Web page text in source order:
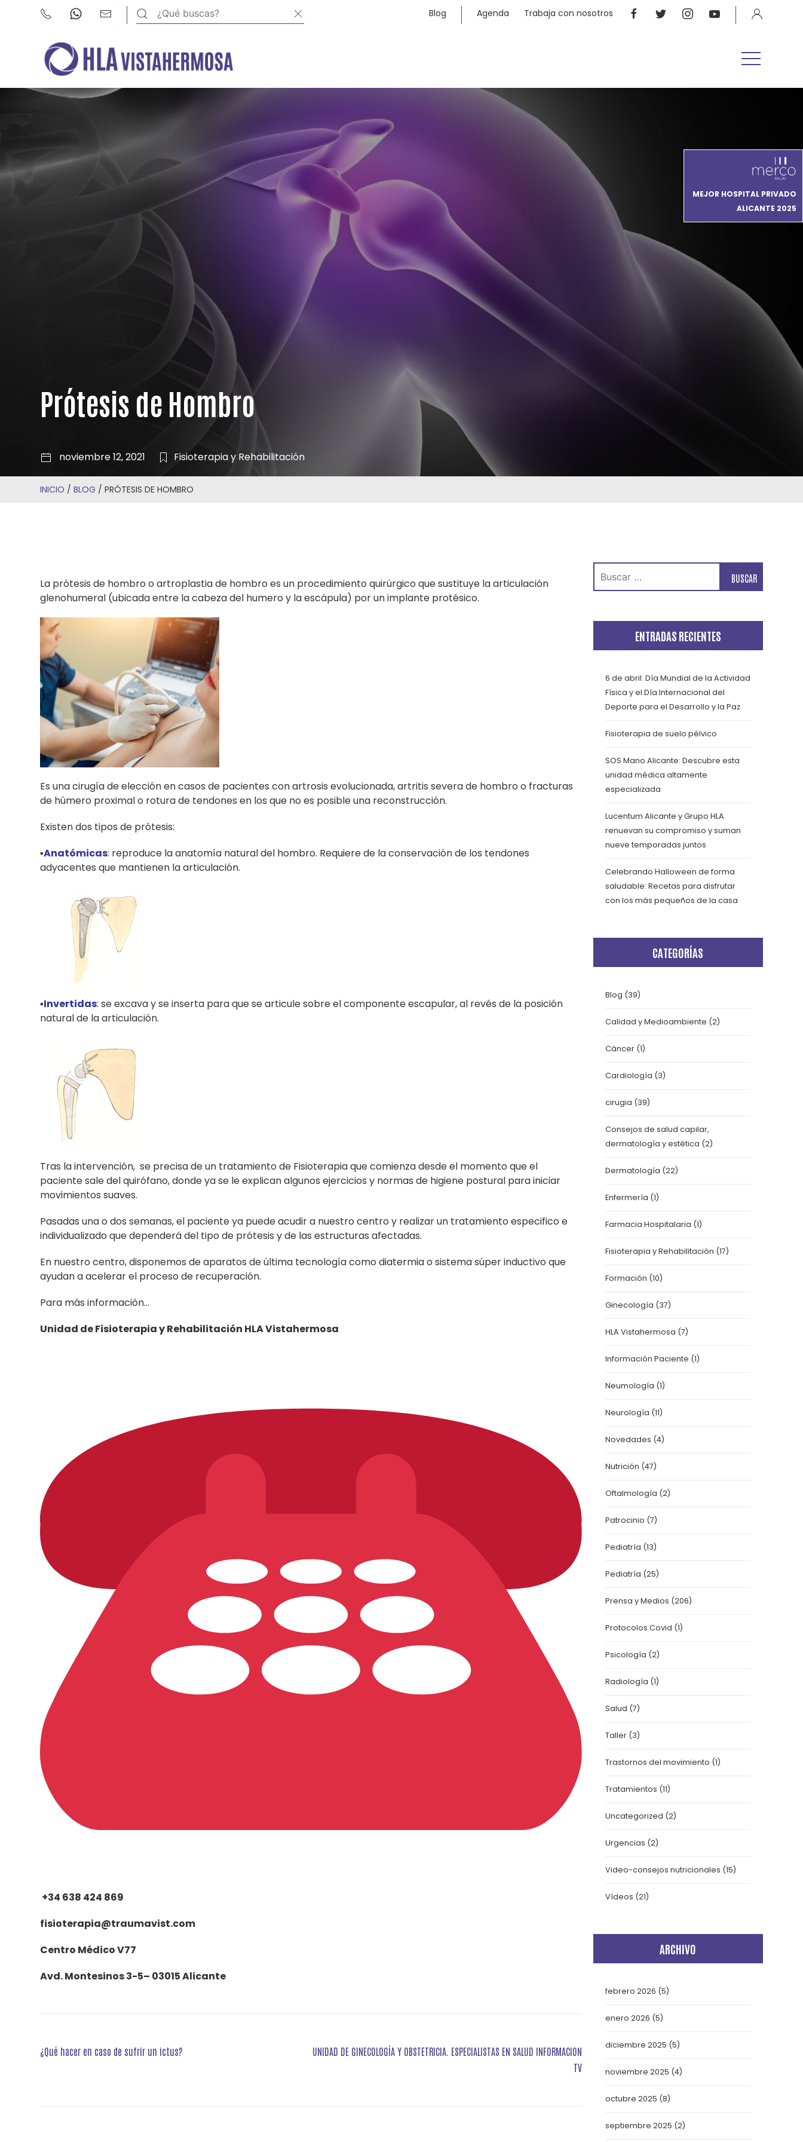
Blog Agenda Trabaja con nosotros
MEJOR HOSPITAL PRIVADO
ALICANTE 2025
Prótesis de Hombro
noviembre 12, 2021 Fisioterapia y Rehabilitación
INICIO /BLOG /PRÓTESIS DE HOMBRO
La prótesis de hombro o artroplastia de hombro es un procedimiento quirúrgico que sustituye la articulación
glenohumeral (ubicada entre la cabeza del humero y la escápula) por un implante protésico.
Es una cirugía de elección en casos de pacientes con artrosis evolucionada, artritis severa de hombro o fracturas
de húmero proximal o rotura de tendones en los que no es posible una reconstrucción.
Existen dos tipos de prótesis:
▪️Anatómicas: reproduce la anatomía natural del hombro. Requiere de la conservación de los tendones
adyacentes que mantienen la articulación.
▪️Invertidas: se excava y se inserta para que se articule sobre el componente escapular, al revés de la posición
natural de la articulación.
Tras la intervención, se precisa de un tratamiento de Fisioterapia que comienza desde el momento que el
paciente sale del quirófano, donde ya se le explican algunos ejercicios y normas de higiene postural para iniciar
movimientos suaves.
Pasadas una o dos semanas, el paciente ya puede acudir a nuestro centro y realizar un tratamiento especifico e
individualizado que dependerá del tipo de prótesis y de las estructuras afectadas.
En nuestro centro, disponemos de aparatos de última tecnología como diatermia o sistema súper inductivo que
ayudan a acelerar el proceso de recuperación.
Para más información…
Unidad de Fisioterapia y Rehabilitación HLA Vistahermosa
+34 638 424 869
fisioterapia@traumavist.com
Centro Médico V77
Avd. Montesinos 3-5– 03015 Alicante
Navegación
¿Qué hacer en caso de sufrir un ictus?
UNIDAD DE GINECOLOGÍA Y OBSTETRICIA. ESPECIALISTAS EN SALUD INFORMACION
TV
ENTRADAS RECIENTES
6 de abril: Día Mundial de la Actividad
Física y el Día Internacional del
Deporte para el Desarrollo y la Paz
Fisioterapia de suelo pélvico
SOS Mano Alicante: Descubre esta
unidad médica altamente
especializada
Lucentum Alicante y Grupo HLA
renuevan su compromiso y suman
nueve temporadas juntos
Celebrando Halloween de forma
saludable: Recetas para disfrutar
con los más pequeños de la casa
CATEGORÍAS
Blog (39)
Calidad y Medioambiente (2)
Cáncer(1)
Cardiología (3)
cirugia (39)
Consejos de salud capilar,
dermatología y estética (2)
Dermatología (22)
Enfermería (1)
Farmacia Hospitalaria (1)
Fisioterapia y Rehabilitación (17)
Formación (10)
Ginecología (37)
HLA Vistahermosa (7)
Información Paciente (1)
Neumología (1)
Neurología (11)
Novedades (4)
Nutrición (47)
Oftalmología (2)
Patrocinio (7)
Pediatría (13)
Pediatría (25)
Prensa y Medios (206)
Protocolos Covid (1)
Psicología (2)
Radiología (1)
Salud (7)
Taller(3)
Trastornos del movimiento (1)
Tratamientos (11)
Uncategorized (2)
Urgencias (2)
Video-consejos nutricionales (15)
Vídeos (21)
ARCHIVO
febrero 2026 (5)
enero 2026 (5)
diciembre 2025 (5)
noviembre 2025 (4)
octubre 2025 (8)
septiembre 2025 (2)